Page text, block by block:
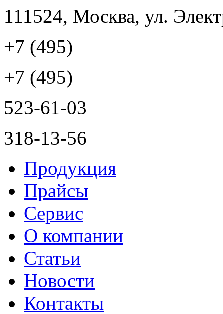
111524, Москва, ул.
+7 (495)
+7 (495)
523-61-03
318-13-56
Продукция
Прайсы
Сервис
О компании
Статьи
Новости
Контакты